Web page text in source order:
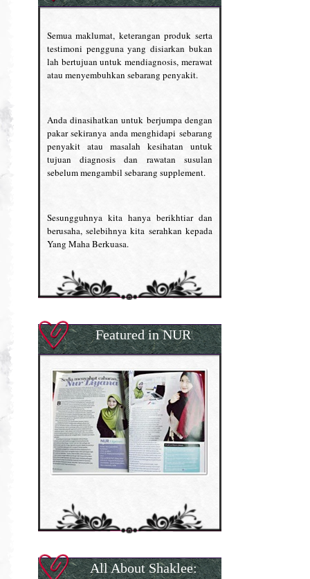
Semua maklumat, keterangan produk serta
testimoni pengguna yang disiarkan bukan
lah bertujuan untuk mendiagnosis, merawat
atau menyembuhkan sebarang penyakit.
Anda dinasihatkan untuk berjumpa dengan
pakar sekiranya anda menghidapi sebarang
penyakit atau masalah kesihatan untuk
tujuan diagnosis dan rawatan susulan
sebelum mengambil sebarang supplement.
Sesungguhnya kita hanya berikhtiar dan
berusaha, selebihnya kita serahkan kepada
Yang Maha Berkuasa.
Featured in NUR
All About Shaklee: